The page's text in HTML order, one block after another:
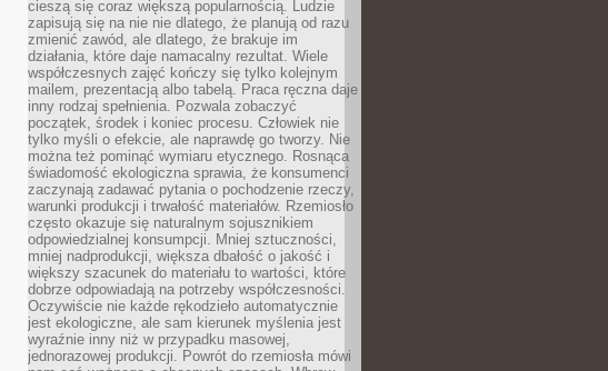
cieszą się coraz większą popularnością. Ludzie
zapisują się na nie nie dlatego, że planują od razu
zmienić zawód, ale dlatego, że brakuje im
działania, które daje namacalny rezultat. Wiele
współczesnych zajęć kończy się tylko kolejnym
mailem, prezentacją albo tabelą. Praca ręczna daje
inny rodzaj spełnienia. Pozwala zobaczyć
początek, środek i koniec procesu. Człowiek nie
tylko myśli o efekcie, ale naprawdę go tworzy. Nie
można też pominąć wymiaru etycznego. Rosnąca
świadomość ekologiczna sprawia, że konsumenci
zaczynają zadawać pytania o pochodzenie rzeczy,
warunki produkcji i trwałość materiałów. Rzemiosło
często okazuje się naturalnym sojusznikiem
odpowiedzialnej konsumpcji. Mniej sztuczności,
mniej nadprodukcji, większa dbałość o jakość i
większy szacunek do materiału to wartości, które
dobrze odpowiadają na potrzeby współczesności.
Oczywiście nie każde rękodzieło automatycznie
jest ekologiczne, ale sam kierunek myślenia jest
wyraźnie inny niż w przypadku masowej,
jednorazowej produkcji. Powrót do rzemiosła mówi